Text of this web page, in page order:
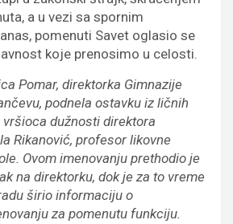
a u vezi sa spornim
pomenuti Savet oglasio se
koje prenosimo u celosti.
Pomar, direktorka Gimnazije
podnela ostavku iz ličnih
dužnosti direktora
Rikanović, profesor likovne
Ovom imenovanju prethodio je
na direktorku, dok je za to vreme
širio informaciju o
za pomenutu funkciju.